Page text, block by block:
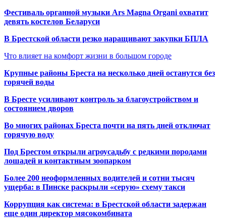
Фестиваль органной музыки Ars Magna Organi охватит
девять костелов Беларуси
В Брестской области резко наращивают закупки БПЛА
Что влияет на комфорт жизни в большом городе
Крупные районы Бреста на несколько дней останутся без
горячей воды
В Бресте усиливают контроль за благоустройством и
состоянием дворов
Во многих районах Бреста почти на пять дней отключат
горячую воду
Под Брестом открыли агроусадьбу с редкими породами
лошадей и контактным зоопарком
Более 200 неоформленных водителей и сотни тысяч
ущерба: в Пинске раскрыли «серую» схему такси
Коррупция как система: в Брестской области задержан
еще один директор мясокомбината